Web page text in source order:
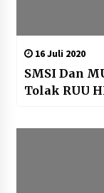
16 Juli 2020
SMSI Dan
Tolak RUU